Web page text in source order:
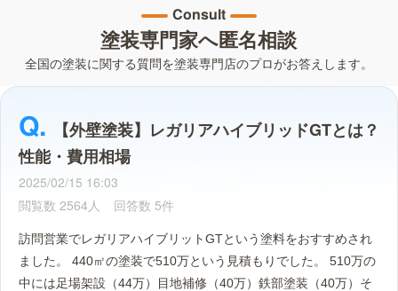
Consult
塗装専門家へ匿名相談
全国の塗装に関する質問を塗装専門店のプロがお答えします。
【外壁塗装】レガリアハイブリッドGTとは？
性能・費用相場
2025/02/15 16:03
閲覧数 2564人 回答数 5件
訪問営業でレガリアハイブリットGTという塗料をおすすめされ
ました。 440㎡の塗装で510万という見積もりでした。 510万の
中には足場架設（44万）目地補修（40万）鉄部塗装（40万）そ